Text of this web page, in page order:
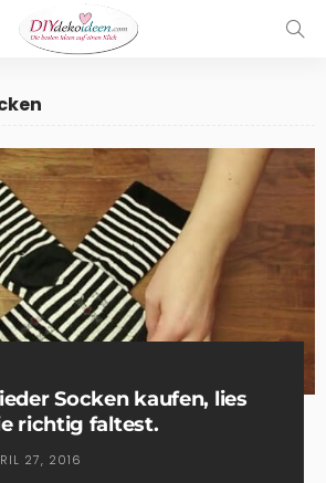
Socken kaufen, lies
richtig faltest.
27, 2016